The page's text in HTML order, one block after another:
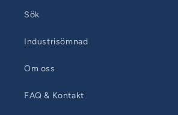
Sök
Industrisömnad
Om oss
FAQ & Kontakt